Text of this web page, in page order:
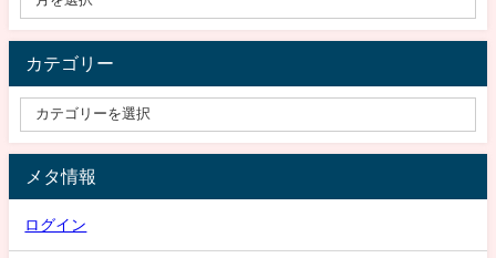
カテゴリー
メタ情報
ログイン